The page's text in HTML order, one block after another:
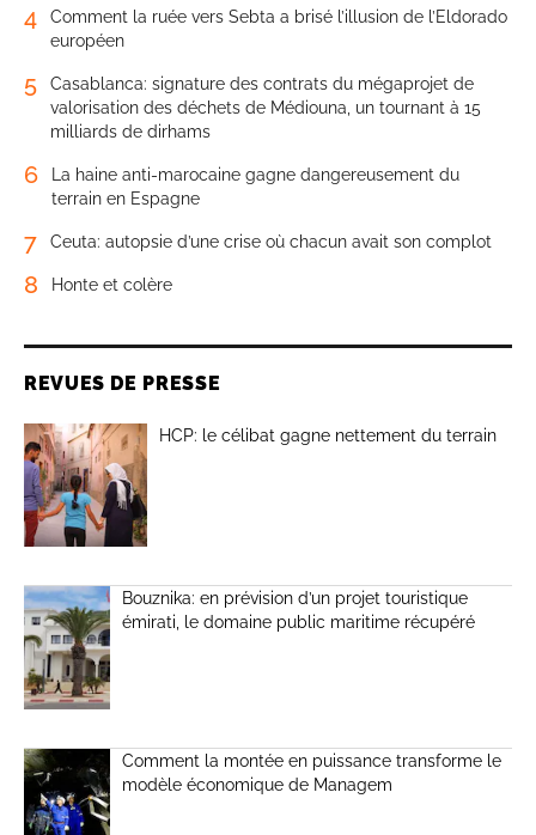
4
Comment la ruée vers Sebta a brisé l’illusion de l’Eldorado
européen
5
Casablanca: signature des contrats du mégaprojet de
valorisation des déchets de Médiouna, un tournant à 15
milliards de dirhams
6
La haine anti-marocaine gagne dangereusement du
terrain en Espagne
7 Ceuta: autopsie d’une crise où chacun avait son complot
8 Honte et colère
REVUES DE PRESSE
HCP: le célibat gagne nettement du terrain
Bouznika: en prévision d’un projet touristique
émirati, le domaine public maritime récupéré
Comment la montée en puissance transforme le
modèle économique de Managem